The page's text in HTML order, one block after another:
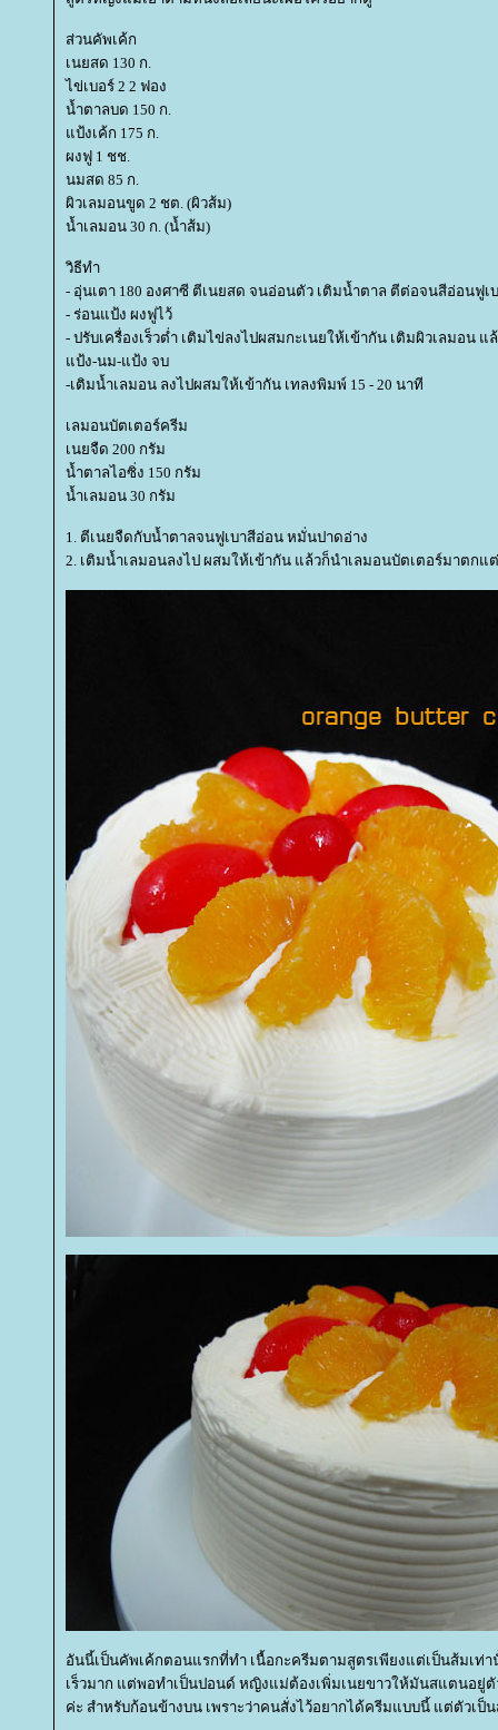
ส่วนคัพเค้ก
เนยสด 130 ก.
ไข่เบอร์ 2 2 ฟอง
น้ำตาลบด 150 ก.
ป้งเค้ก 175 ก.
ผงฟู 1 ชช.
นมสด 85 ก.
ผิวเลมอนขูด 2 ชต. (ผิวส้ม)
น้ำเลมอน 30 ก. (น้ำส้ม)
วิธีทำ
- อุ่นเตา 180 องศาซี ตีเนยสด จนอ่อนตัว เติมน้ำตาล ตีต่อจนสีอ่อนฟูเ
- ร่อนแป้ง ผงฟูไว้
- ปรับเครื่องเร็วต่ำ เติมไข่ลงไปผสมกะเนยให้เข้ากัน เติมผิวเลมอน
ป้ง-นม-แป้ง จบ
-เติมน้ำเลมอน ลงไปผสมให้เข้ากัน เทลงพิมพ์ 15 - 20 นาที
เลมอนบัตเตอร์ครีม
เนยจืด 200 กรัม
น้ำตาลไอซิ่ง 150 กรัม
น้ำเลมอน 30 กรัม
1. ตีเนยจืดกับน้ำตาลจนฟูเบาสีอ่อน หมั่นปาดอ่าง
2. เติมน้ำเลมอนลงไป ผสมให้เข้ากัน แล้วก็นำเลมอนบัตเตอร์มาตกแ
อันนี้เป็นคัพเค้กตอนแรกที่ทำ เนื้อกะครีมตามสูตรเพียงแต่เป็นส้มเท่
เร็วมาก แต่พอทำเป็นปอนด์ หญิงแม่ต้องเพิ่มเนยขาวให้มันสแตนอยู่
ค่ะ สำหรับก้อนข้างบน เพราะว่าคนสั่งไว้อยากได้ครีมแบบนี้ แต่ตัวเป็